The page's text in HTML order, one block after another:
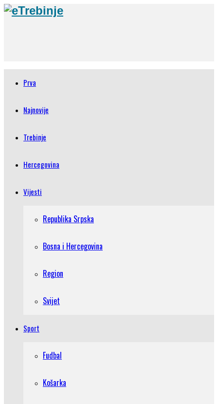
Prva
Najnovije
Trebinje
Hercegovina
Vijesti
Republika Srpska
Bosna i Hercegovina
Region
Svijet
Sport
Fudbal
Košarka